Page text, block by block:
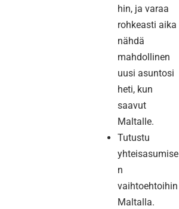
hin, ja varaa
rohkeasti aika
nähdä
mahdollinen
uusi asuntosi
heti, kun
saavut
Maltalle.
Tutustu
yhteisasumise
n
vaihtoehtoihin
Maltalla.